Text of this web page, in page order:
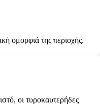
ομορφιά της περιοχής.
οι τυροκαυτερήδες